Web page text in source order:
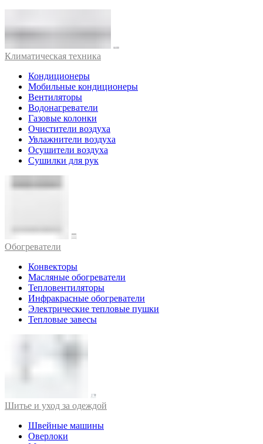
Климатическая техника
Кондиционеры
Мобильные кондиционеры
Вентиляторы
Водонагреватели
Газовые колонки
Очистители воздуха
Увлажнители воздуха
Осушители воздуха
Сушилки для рук
Обогреватели
Конвекторы
Масляные обогреватели
Тепловентиляторы
Инфракрасные обогреватели
Электрические тепловые пушки
Тепловые завесы
Шитье и уход за одеждой
Швейные машины
Оверлоки